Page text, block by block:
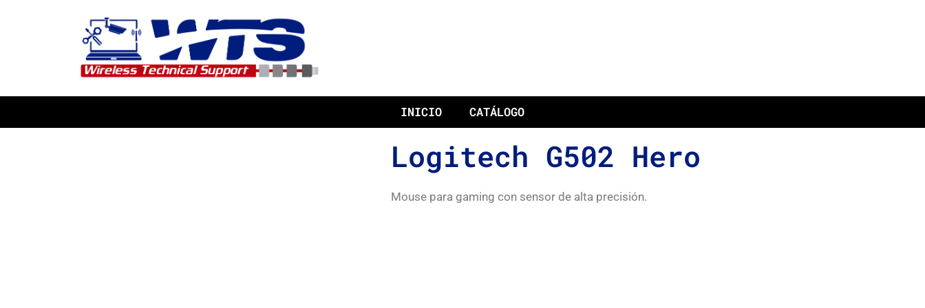
INICIO CATÁLOGO
Logitech G502 Hero
Mouse para gaming con sensor de alta precisión.